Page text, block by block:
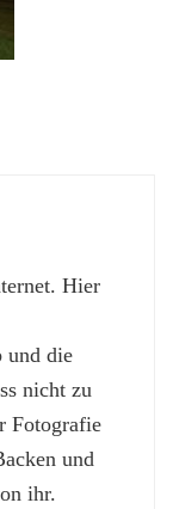
Hier
und die
nicht zu
Fotografie
und
ihr.